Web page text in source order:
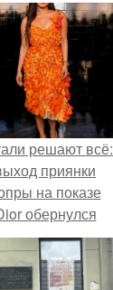
решают всё:
приянки
на показе
обернулся
критики
за небрежного
пошива.